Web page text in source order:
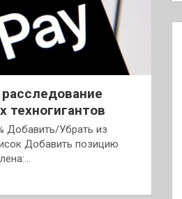
техногигантов
Добавить/Убрать из
Добавить позицию